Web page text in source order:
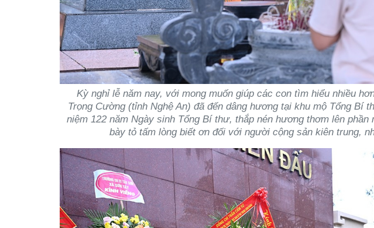
Kỳ nghỉ lễ năm nay, với mong muốn giúp các con tìm hiểu nhiều
Trọng Cường (tỉnh Nghệ An) đã đến dâng hương tại khu mộ Tổng Bí
niệm 122 năm Ngày sinh Tổng Bí thư, thắp nén hương thơm lên
bày tỏ tấm lòng biết ơn đối với người cộng sản kiên trung,